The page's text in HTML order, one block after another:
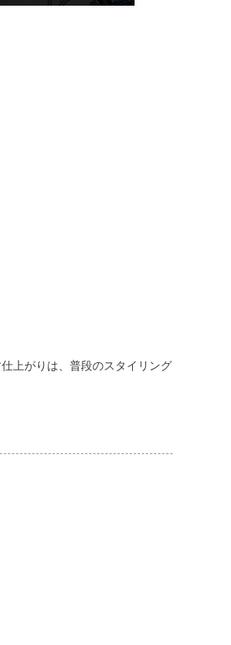
上がりは、普段のスタイリング